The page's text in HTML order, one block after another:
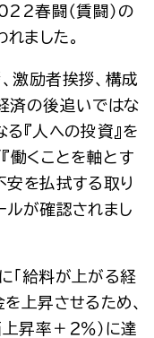
春闘（賃闘）の
ました。
激励者挨拶、構成
済の後追いではな
『人への投資』を
働くことを軸とす
安を払拭する取り
ルが確認されまし
「給料が上がる経
上昇させるため、
昇率＋２％）に達